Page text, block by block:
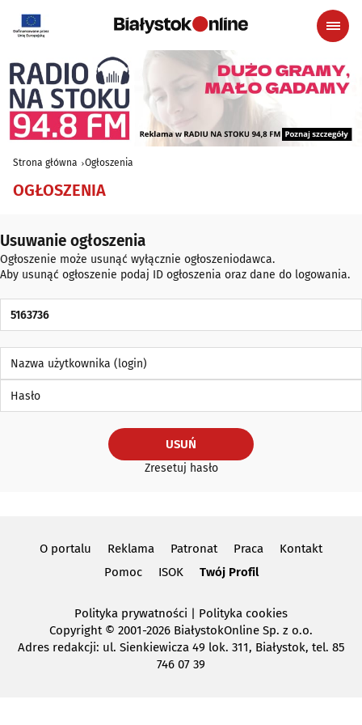
Strona główna Ogłoszenia
OGŁOSZENIA
Usuwanie ogłoszenia
Ogłoszenie może usunąć wyłącznie ogłoszeniodawca.
Aby usunąć ogłoszenie podaj ID ogłoszenia oraz dane do logowania.
Nazwa użytkownika (login)
USUŃ
Zresetuj hasło
O portalu Reklama Patronat Praca
Kontakt
Pomoc
ISOK Twój Profil
Polityka prywatności
Polityka cookies
Copyright© 2001-2026 BiałystokOnline Sp. z o.o.
Adres redakcji: ul. Sienkiewicza 49 lok. 311, Białystok, tel. 85
746 07 39